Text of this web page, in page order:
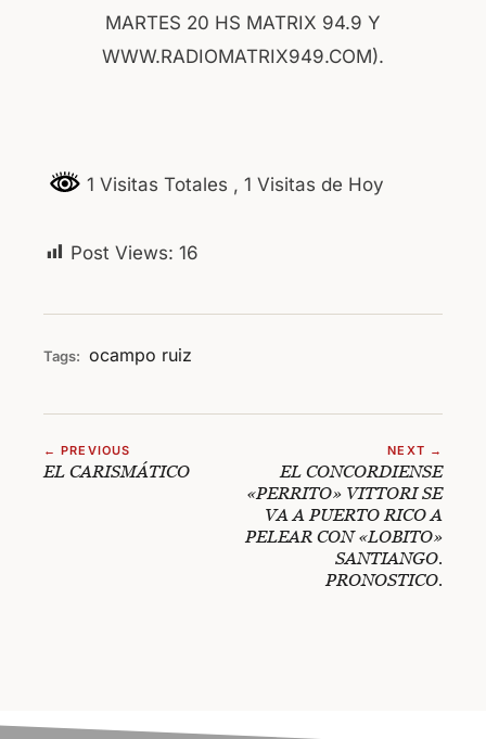
MARTES 20 HS MATRIX 94.9 Y
WWW.RADIOMATRIX949.COM).
1 Visitas Totales , 1 Visitas de Hoy
Post Views: 16
Tags: ocampo ruiz
← PREVIOUS
EL CARISMÁTICO
NEXT →
EL CONCORDIENSE
«PERRITO» VITTORI SE
VA A PUERTO RICO A
PELEAR CON «LOBITO»
SANTIANGO.
PRONOSTICO.